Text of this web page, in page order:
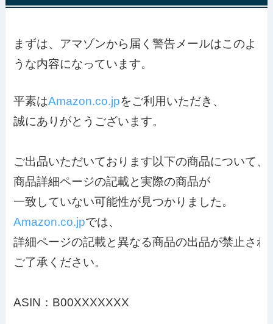
まずは、アマゾンから届く警告メールはこのよ
うな内容になっています。
平素はAmazon.co.jpをご利用いただき、
誠にありがとうございます。
ご出品いただいております以下の商品について、
商品詳細ページの記載と実際の商品が
一致していない可能性が見つ
Amazon.co.jpでは、
詳細ページの記載と異なる商品の出品が禁止され
ご了承ください。
ASIN：B00XXXXXXX